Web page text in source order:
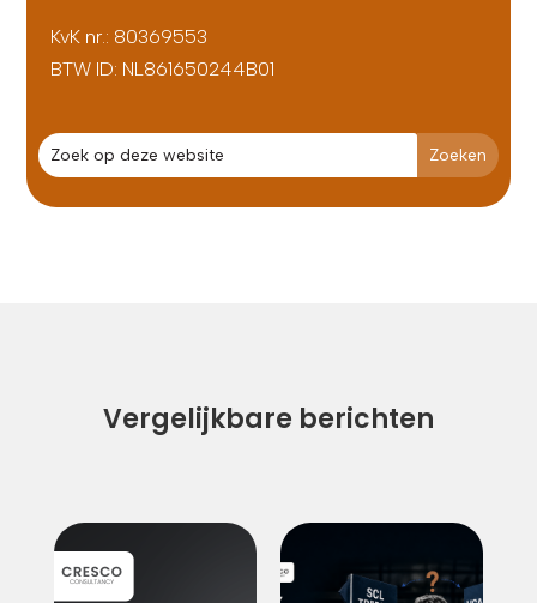
KvK nr.: 80369553
BTW ID: NL861650244B01
Vergelijkbare berichten